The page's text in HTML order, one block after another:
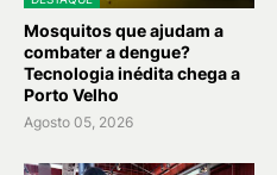
Mosquitos que ajudam a
combater a dengue?
Tecnologia inédita chega a
Porto Velho
Agosto 05, 2026